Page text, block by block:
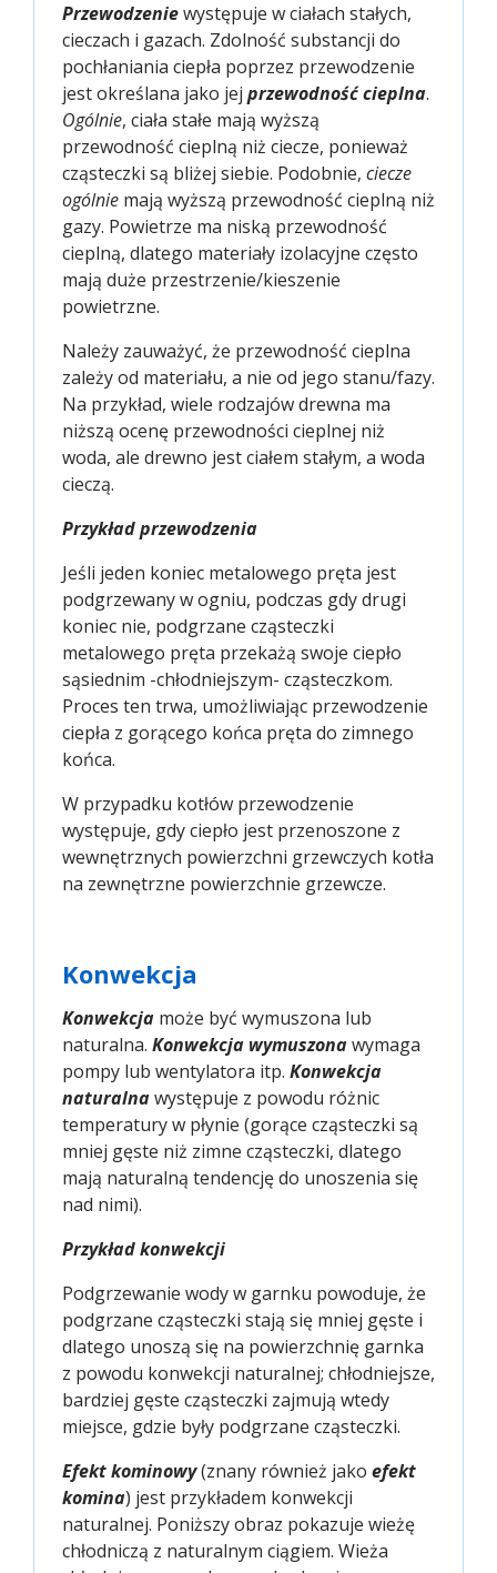
Przewodzeniewystępuje w ciałach stałych,
cieczach i gazach. Zdolność substancji do
pochłaniania ciepła poprzez przewodzenie
jest określana jako jej przewodność cieplna.
Ogólnie, ciała stałe mają wyższą
przewodność cieplną niż ciecze, ponieważ
cząsteczki są bliżej siebie. Podobnie, ciecze
ogólnie mają wyższą przewodność cieplną niż
gazy. Powietrze ma niską przewodność
cieplną, dlatego materiały izolacyjne często
mają duże przestrzenie/kieszenie
powietrzne.
Należy zauważyć, że przewodność cieplna
zależy od materiału, a nie od jego stanu/fazy.
Na przykład, wiele rodzajów drewna ma
niższą ocenę przewodności cieplnej niż
woda, ale drewno jest ciałem stałym, a woda
cieczą.
Przykład przewodzenia
Jeśli jeden koniec metalowego pręta jest
podgrzewany w ogniu, podczas gdy drugi
koniec nie, podgrzane cząsteczki
metalowego pręta przekażą swoje ciepło
sąsiednim -chłodniejszym- cząsteczkom.
Proces ten trwa, umożliwiając przewodzenie
ciepła z gorącego końca pręta do zimnego
końca.
W przypadku kotłów przewodzenie
występuje, gdy ciepło jest przenoszone z
wewnętrznych powierzchni grzewczych kotła
na zewnętrzne powierzchnie grzewcze.
Konwekcja
Konwekcja może być wymuszona lub
naturalna. Konwekcja wymuszonawymaga
pompy lub wentylatora itp. Konwekcja
naturalnawystępuje z powodu różnic
temperatury w płynie (gorące cząsteczki są
mniej gęste niż zimne cząsteczki, dlatego
mają naturalną tendencję do unoszenia się
nad nimi).
Przykład konwekcji
Podgrzewanie wody w garnku powoduje, że
podgrzane cząsteczki stają się mniej gęste i
dlatego unoszą się na powierzchnię garnka
z powodu konwekcji naturalnej; chłodniejsze,
bardziej gęste cząsteczki zajmują wtedy
miejsce, gdzie były podgrzane cząsteczki.
Efekt kominowy(znany również jako efekt
komina) jest przykładem konwekcji
naturalnej. Poniższy obraz pokazuje wieżę
chłodniczą z naturalnym ciągiem. Wieża